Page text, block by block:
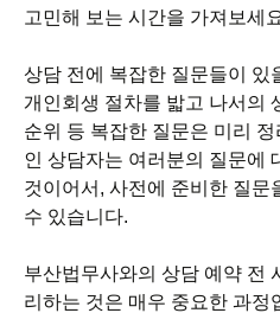
고민해 보는 시간을 가져보세
상담 전에 복잡한 질문들이 있
개인회생 절차를 밟고 나서의
순위 등 복잡한 질문은 미리
인 상담자는 여러분의 질문에
것이어서, 사전에 준비한 질문
수 있습니다.
부산법무사와의 상담 예약 전
리하는 것은 매우 중요한 과정